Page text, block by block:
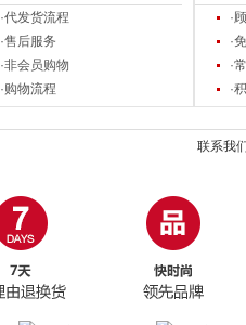
·代发货流程
·售后服务
·非会员购物
·购物流程
·
·
·
·
联系我